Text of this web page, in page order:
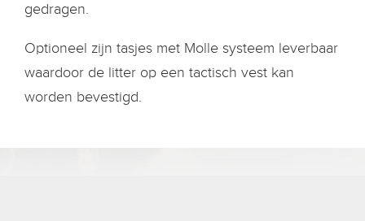
gedragen.
Optioneel zijn tasjes met Molle systeem leverbaar
waardoor de litter op een tactisch vest kan
worden bevestigd.